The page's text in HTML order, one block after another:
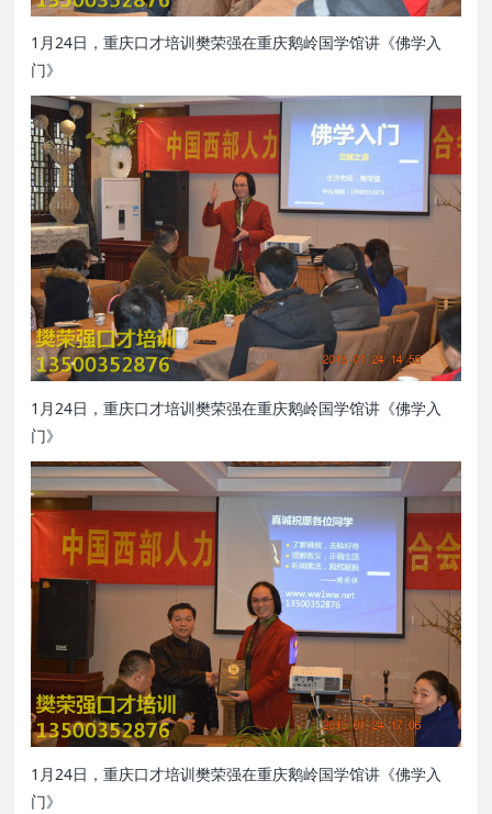
1月24日，重庆口才培训樊荣强在重庆鹅岭国学馆讲《佛学入
门》
1月24日，重庆口才培训樊荣强在重庆鹅岭国学馆讲《佛学入
门》
1月24日，重庆口才培训樊荣强在重庆鹅岭国学馆讲《佛学入
门》